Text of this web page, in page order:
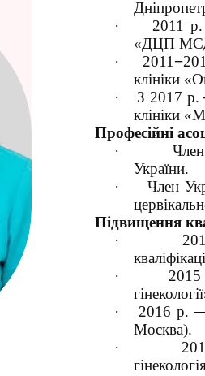
·
2011 р.
«ДЦП
·
2011 −
клініки
·
З 2017 р.
клініки
Професійні
·
України.
·
Член
Підвищення
·
·
·
2016 р.
Москва).
·